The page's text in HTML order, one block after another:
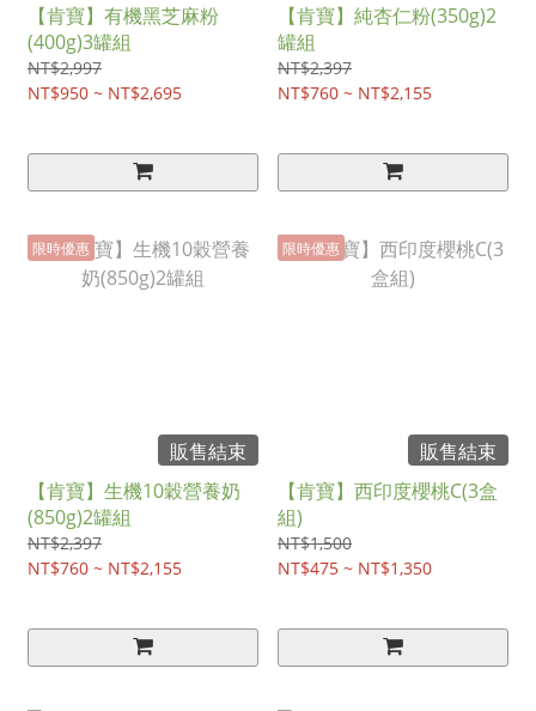
【肯寶】有機黑芝麻粉
(400g)3罐組
NT$2,997
NT$950 ~ NT$2,695
【肯寶】純杏仁粉(350g)2
罐組
NT$2,397
NT$760 ~ NT$2,155
限時優惠
販售結束
【肯寶】生機10穀營養奶
(850g)2罐組
NT$2,397
NT$760 ~ NT$2,155
限時優惠
販售結束
【肯寶】西印度櫻桃C(3盒
組)
NT$1,500
NT$475 ~ NT$1,350